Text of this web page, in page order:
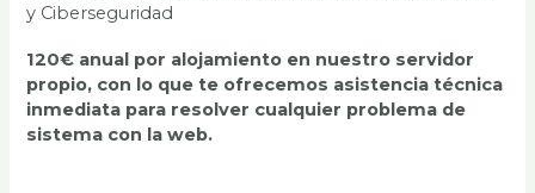
y Ciberseguridad
120€ anual por alojamiento en nuestro servidor
propio, con lo que te ofrecemos asistencia técnica
inmediata para resolver cualquier problema de
sistema con la web.